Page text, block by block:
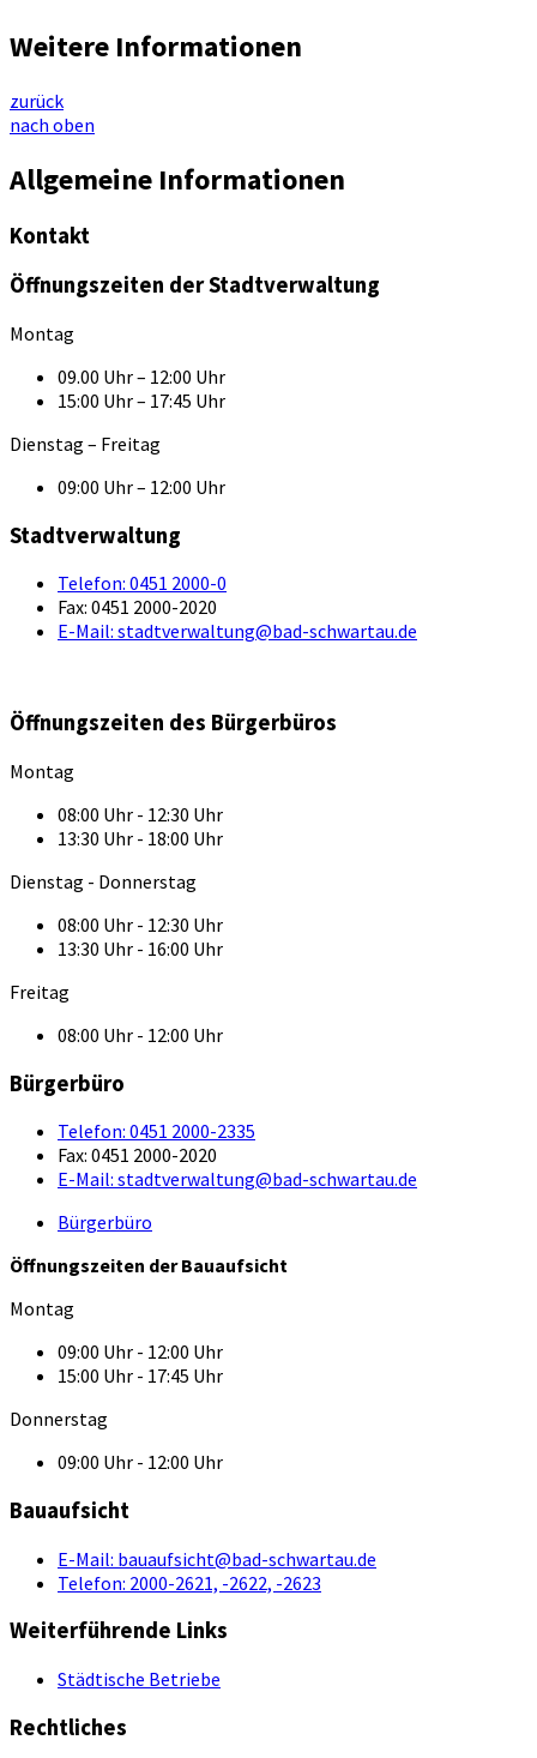
Weitere Informationen
zurück
nach oben
Allgemeine Informationen
Kontakt
Öffnungszeiten der Stadtverwaltung
Montag
09.00 Uhr – 12:00 Uhr
15:00 Uhr – 17:45 Uhr
Dienstag – Freitag
09:00 Uhr – 12:00 Uhr
Stadtverwaltung
Telefon: 0451 2000-0
Fax: 0451 2000-2020
E-Mail: stadtverwaltung@bad-schwartau.de
Öffnungszeiten des Bürgerbüros
Montag
08:00 Uhr - 12:30 Uhr
13:30 Uhr - 18:00 Uhr
Dienstag - Donnerstag
08:00 Uhr - 12:30 Uhr
13:30 Uhr - 16:00 Uhr
Freitag
08:00 Uhr - 12:00 Uhr
Bürgerbüro
Telefon: 0451 2000-2335
Fax: 0451 2000-2020
E-Mail: stadtverwaltung@bad-schwartau.de
Bürgerbüro
Öffnungszeiten der Bauaufsicht
Montag
09:00 Uhr - 12:00 Uhr
15:00 Uhr - 17:45 Uhr
Donnerstag
09:00 Uhr - 12:00 Uhr
Bauaufsicht
E-Mail: bauaufsicht@bad-schwartau.de
Telefon: 2000-2621, -2622, -2623
Weiterführende Links
Städtische Betriebe
Rechtliches